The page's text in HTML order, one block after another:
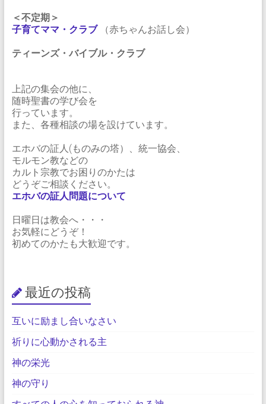
＜不定期＞
子育てママ・クラブ（赤ちゃんお話し会）
ティーンズ・バイブル・クラブ
上記の集会の他に、
随時聖書の学び会を
行っています。
また、各種相談の場を設けています。
エホバの証人(ものみの塔）、統一協会、
モルモン教などの
カルト宗教でお困りのかたは
どうぞご相談ください。
エホバの証人問題について
日曜日は教会へ・・・
お気軽にどうぞ！
初めてのかたも大歓迎です。
最近の投稿
互いに励まし合いなさい
祈りに心動かされる主
神の栄光
神の守り